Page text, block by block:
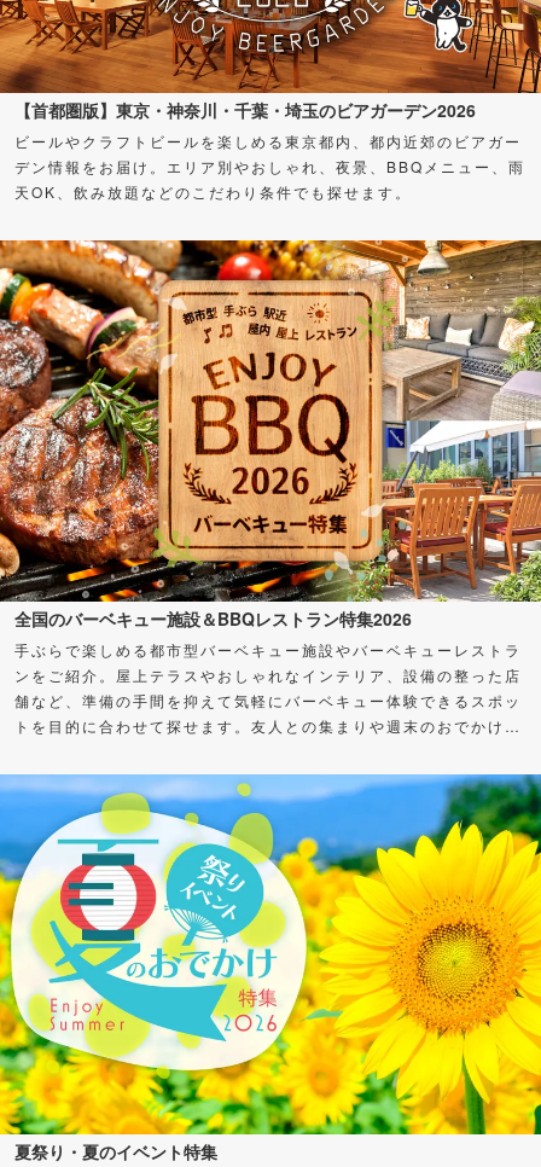
【首都圏版】東京・神奈川・千葉・埼玉のビアガーデン2026
ビールやクラフトビールを楽しめる東京都内、都内近郊のビアガー
デン情報をお届け。エリア別やおしゃれ、夜景、BBQメニュー、雨
天OK、飲み放題などのこだわり条件でも探せます。
全国のバーベキュー施設＆BBQレストラン特集2026
手ぶらで楽しめる都市型バーベキュー施設やバーベキューレストラ
ンをご紹介。屋上テラスやおしゃれなインテリア、設備の整った店
舗など、準備の手間を抑えて気軽にバーベキュー体験できるスポッ
トを目的に合わせて探せます。友人との集まりや週末のおでかけ
夏祭り・夏のイベント特集